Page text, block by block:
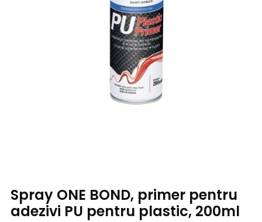
Spray ONE BOND, primer pentru
adezivi PU pentru plastic, 200ml